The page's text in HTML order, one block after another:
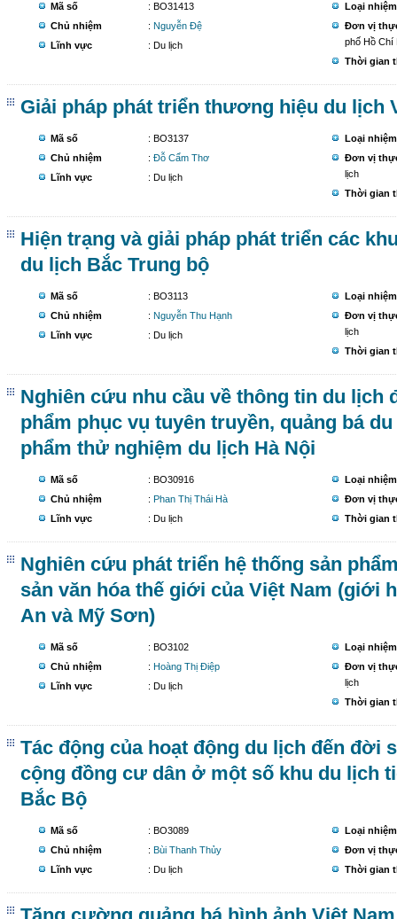
Mã số
: BO31413
Chủ nhiệm
: Nguyễn Đệ
Lĩnh vực
: Du lịch
Loại
Đơn vị
phố Hồ Chí
Thời gian
Giải pháp phát triển thương hiệu du lịch
Mã số
: BO3137
Chủ nhiệm
:Đỗ Cẩm Thơ
Lĩnh vực
: Du lịch
Loại
Đơn vị
lịch
Thời gian
Hiện trạng và giải pháp phát triển các
du lịch Bắc Trung bộ
Mã số
: BO3113
Chủ nhiệm
: Nguyễn Thu Hạnh
Lĩnh vực
: Du lịch
Loại
Đơn vị
lịch
Thời gian
Nghiên cứu nhu cầu về thông tin du lịch
phẩm phục vụ tuyên truyền, quảng bá
phẩm thử nghiệm du lịch Hà Nội
Mã số
: BO30916
Chủ nhiệm
: Phan Thị Thái Hà
Lĩnh vực
: Du lịch
Loại
Đơn vị
Thời gian
Nghiên cứu phát triển hệ thống sản
sản văn hóa thế giới của Việt Nam (giới
An và Mỹ Sơn)
Mã số
: BO3102
Chủ nhiệm
: Hoàng Thị Điệp
Lĩnh vực
: Du lịch
Loại
Đơn vị
lịch
Thời gian
Tác động của hoạt động du lịch đến đời
cộng đồng cư dân ở một số khu du lịch
Bắc Bộ
Mã số
: BO3089
Chủ nhiệm
: Bùi Thanh Thủy
Lĩnh vực
: Du lịch
Loại
Đơn vị
Thời gian